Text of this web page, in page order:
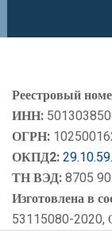
Реестровый
ИНН:
ОГРН:
ОКПД2:
ТН ВЭД:8705
Изготовлена в
53115080-